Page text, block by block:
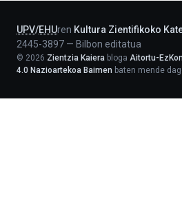
UPV/EHUren Kultura Zientifikoko
2445-3897 — Bilbon editatua
© 2026 Zientzia Kaiera bloga Aitortu-
4.0 Nazioartekoa Baimen baten mende